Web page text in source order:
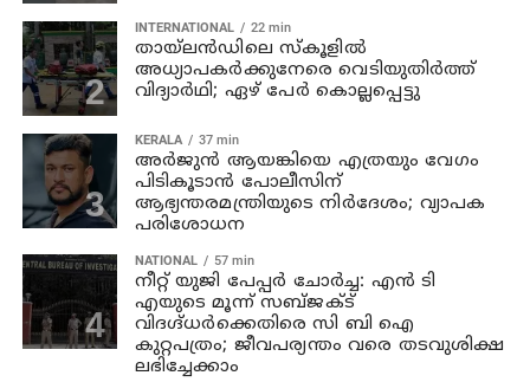
INTERNATIONAL 22 min
തായ്‌ലന്‍ഡിലെ സ്കൂളിൽ
അധ്യാപകര്‍ക്കുനേരെ വെടിയുതിർത്ത്
വിദ്യാർഥി; ഏഴ് പേര്‍ കൊല്ലപ്പെട്ടു
KERALA 37 min
അര്‍ജുന്‍ ആയങ്കിയെ എത്രയും വേഗം
പിടികൂടാന്‍ പോലീസിന്
ആഭ്യന്തരമന്ത്രിയുടെ നിര്‍ദേശം; വ്യാപക
പരിശോധന
NATIONAL 57 min
നീറ്റ് യുജി പേപ്പർ ചോർച്ച: എൻ ടി
എയുടെ മൂന്ന് സബ്ജക്ട്
വിദഗ്ദ്ധർക്കെതിരെ സി ബി ഐ
കുറ്റപത്രം; ജീവപര്യന്തം വരെ തടവുശിക്ഷ
ലഭിച്ചേക്കാം